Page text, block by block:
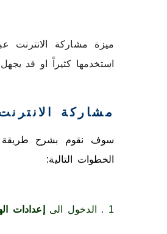
ميزة مشاركة الانترنت
استخدمها كثيراً او قد
مشاركة
الخطوات التالية:
1 . الدخول الى إعدادات